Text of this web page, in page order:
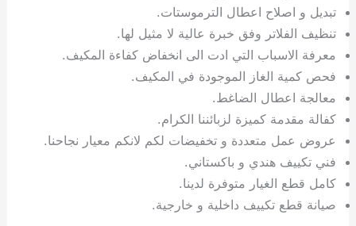
تبديل و اصلاح اعطال الترموستات.
تنظيف الفلاتر وفق خبرة عالية لا مثيل لها.
معرفة الاسباب التي ادت الى انخفاض كفاءة المكيف.
فحص كمية الغاز الموجودة في المكيف.
معالجة اعطال الضاغط.
كفالة مقدمة كميزة لزبائننا الكرام.
عروض عمل متعددة و تخفيضات لكم لانكم معيار نجاحنا.
فني تكييف هندي و باكستاني.
كامل قطع الغيار متوفرة لدينا.
صيانة قطع تكييف داخلية و خارجية.